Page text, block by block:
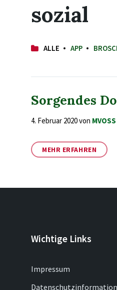
sozial
ALLE APP
Sorgendes
4. Februar 2020von MVOSS
MEHR ERFAHREN
Wichtige Links
Impressum
Datenschutzinformation